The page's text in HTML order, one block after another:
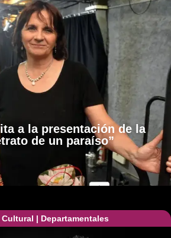
a la presentación de la
de un paraíso”
| Departamentales